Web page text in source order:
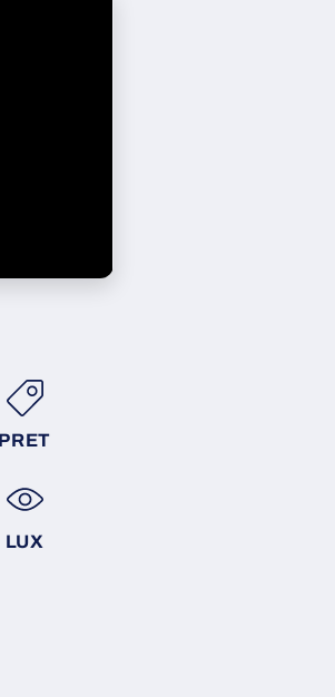
PRET
LUX